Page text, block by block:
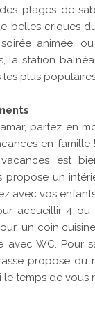
plages de
belles criques
animée,
la station
plus
partez en
en famille
est
propose un
avec vos
accueillir 4 ou
un coin
avec WC. Pour
propose du
le temps de vous